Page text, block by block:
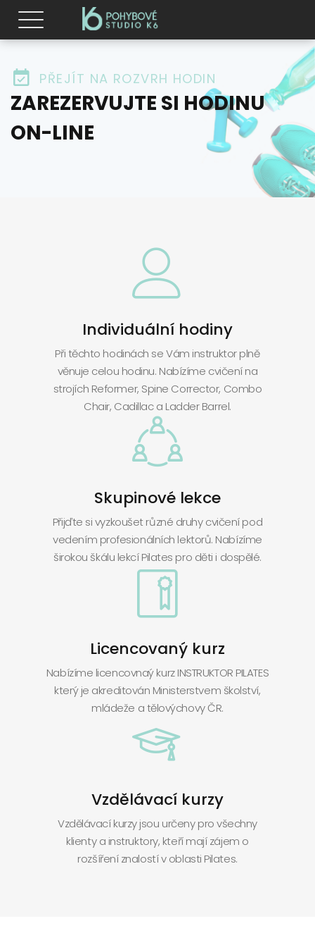
PŘEJÍT NA ROZVRH HODIN
ZAREZERVUJTE SI HODINU
ON-LINE
Individuální hodiny
Při těchto hodinách se Vám instruktor plně
věnuje celou hodinu. Nabízíme cvičení na
strojích Reformer, Spine Corrector, Combo
Chair, Cadillac a Ladder Barrel.
Skupinové lekce
Přijďte si vyzkoušet různé druhy cvičení pod
vedením profesionálních lektorů. Nabízíme
širokou škálu lekcí Pilates pro děti i dospělé.
Licencovaný kurz
Nabízíme licencovnaý kurz INSTRUKTOR PILATES
který je akreditován Ministerstvem školství,
mládeže a tělovýchovy ČR.
Vzdělávací kurzy
Vzdělávací kurzy jsou určeny pro všechny
klienty a instruktory, kteří mají zájem o
rozšíření znalostí v oblasti Pilates.